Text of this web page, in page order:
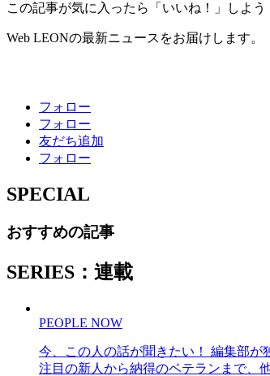
この記事が気に入ったら「いいね！」しよう
Web LEONの最新ニュースをお届けします。
フォロー
フォロー
友だち追加
フォロー
SPECIAL
おすすめの記事
SERIES：連載
PEOPLE NOW
今、この人の話が聞きたい！ 編集部が
注目の新人から納得のベテランまで、